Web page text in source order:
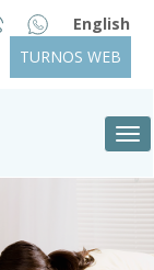
English
TURNOS WEB